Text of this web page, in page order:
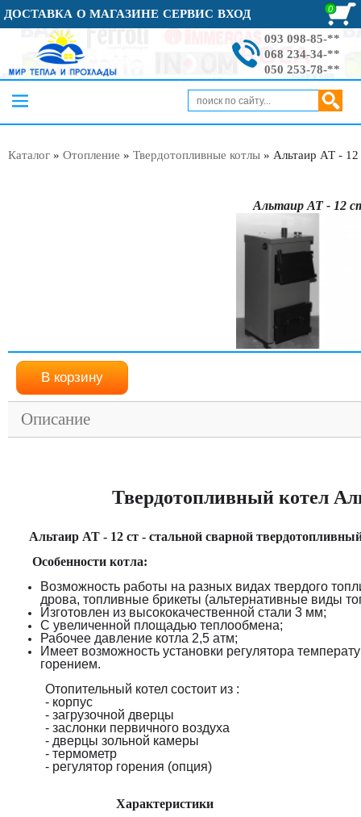
ДОСТАВКА О МАГАЗИНЕ СЕРВИС ВХОД 0
093 098-85-**
068 234-34-**
050 253-78-**
Каталог » Отопление » Твердотопливные котлы » Альтаир АТ - 12
Альтаир АТ - 12
Описание
Твердотопливный котел
Альтаир АТ - 12 ст - стальной cварной твердотопливны
Особенности котла:
Возможность работы на разных видах твердого
дрова, топливные брикеты (альтернативные виды
Изготовлен из высококачественной стали 3 мм;
С увеличенной площадью теплообмена;
Рабочее давление котла 2,5 атм;
Имеет возможность установки регулятора
горением.
Отопительный котел состоит из :
- корпус
- загрузочной дверцы
- заслонки первичного воздуха
- дверцы зольной камеры
- термометр
- регулятор горения (опция)
Характеристики